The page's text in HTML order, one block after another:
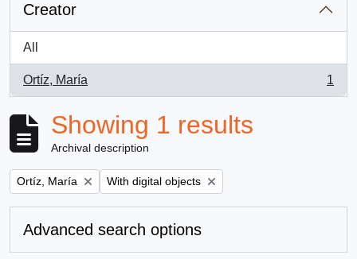
Creator
All
Ortíz, María
, 1 results
1
Showing 1 results
Archival description
Remove filter:
Ortíz, María Remove filter:
With digital objects
Advanced search options